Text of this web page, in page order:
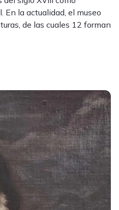
la actualidad, el museo
de las cuales 12 forman